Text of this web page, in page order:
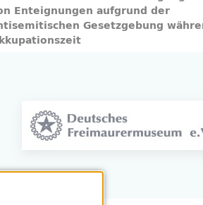
Enteignungen aufgrund der
Gesetzgebung